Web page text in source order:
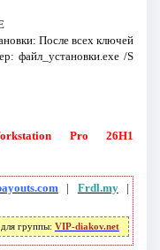
После всех ключей
файл_установки.exe /S
Pro 26H1
| Frdl.my|
группы: VIP-diakov.net